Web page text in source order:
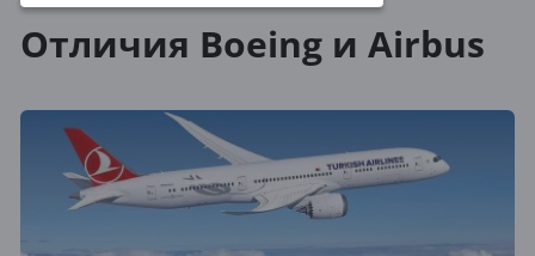
Отличия Boeing и Airbus